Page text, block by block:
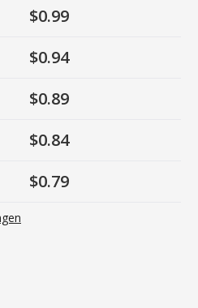
$0.99
$0.94
$0.89
$0.84
$0.79